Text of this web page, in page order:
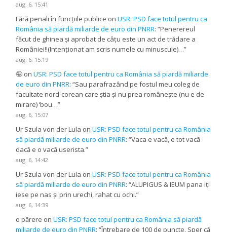
aug. 6, 15:41
Fără penali în funcțiile publice onUSR: PSD face totul pentru ca
România să piardă miliarde de euro din PNRR: “Penerereul
făcut de ghinea și aprobat de câțu este un act de trădare a
României!!(Intenționat am scris numele cu minuscule)…”
aug. 6, 15:19
🤪 onUSR: PSD face totul pentru ca România să piardă miliarde
de euro din PNRR: “Sau parafrazând pe fostul meu coleg de
facultate nord-corean care știa și nu prea românește (nu e de
mirare) ‘bou…”
aug. 6, 15:07
Ur Szula von der Lula onUSR: PSD face totul pentru ca România
să piardă miliarde de euro din PNRR: “Vaca e vacă, e tot vacă
dacă e o vacă userista.”
aug. 6, 14:42
Ur Szula von der Lula onUSR: PSD face totul pentru ca România
să piardă miliarde de euro din PNRR: “ALUPIGUS & IEUM pana iți
iese pe nas și prin urechi, rahat cu ochi.”
aug. 6, 14:39
o părere onUSR: PSD face totul pentru ca România să piardă
miliarde de euro din PNRR: “Întrebare de 100 de puncte. Sper că